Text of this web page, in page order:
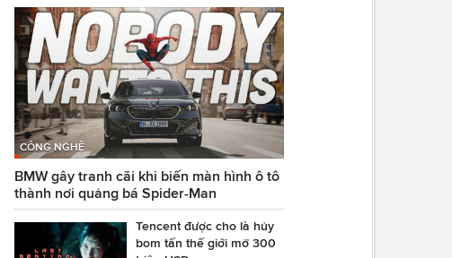
CÔNG NGHỆ
BMW gây tranh cãi khi biến màn hình ô tô
thành nơi quảng bá Spider-Man
Tencent được cho là hủy
bom tấn thế giới mở 300